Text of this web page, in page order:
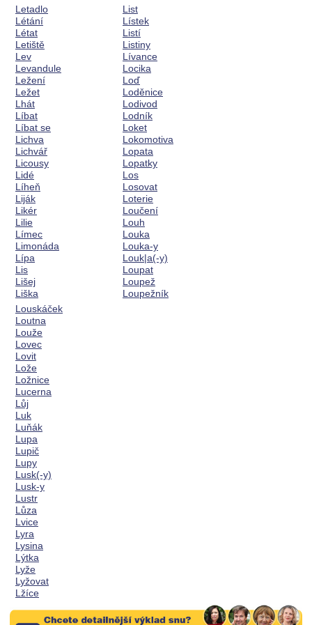
Letadlo
Létání
Létat
Letiště
Lev
Levandule
Ležení
Ležet
Lhát
Líbat
Líbat se
Lichva
Lichvář
Licousy
Lidé
Líheň
Liják
Likér
Lilie
Límec
Limonáda
Lípa
Lis
Lišej
Liška
List
Lístek
Listí
Listiny
Lívance
Locika
Loď
Loděnice
Lodivod
Lodník
Loket
Lokomotiva
Lopata
Lopatky
Los
Losovat
Loterie
Loučení
Louh
Louka
Louka-y
Louk|a(-y)
Loupat
Loupež
Loupežník
Louskáček
Loutna
Louže
Lovec
Lovit
Lože
Ložnice
Lucerna
Lůj
Luk
Luňák
Lupa
Lupič
Lupy
Lusk(-y)
Lusk-y
Lustr
Lůza
Lvice
Lyra
Lysina
Lýtka
Lyže
Lyžovat
Lžíce